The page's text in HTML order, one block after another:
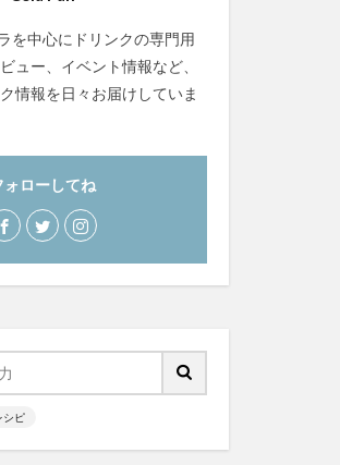
を中心にドリンクの専門用
ュー、イベント情報など、
情報を日々お届けしていま
ォローしてね
シピ